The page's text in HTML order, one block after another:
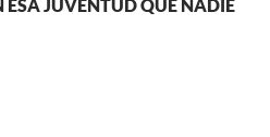
ESA JUVENTUD QUE NADIE